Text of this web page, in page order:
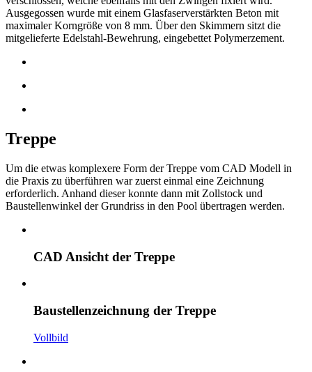
Ausgegossen wurde mit einem Glasfaserverstärkten Beton mit
maximaler Korngröße von 8 mm. Über den Skimmern sitzt die
mitgelieferte Edelstahl-Bewehrung, eingebettet Polymerzement.
Treppe
Um die etwas komplexere Form der Treppe vom CAD Modell in
die Praxis zu überführen war zuerst einmal eine Zeichnung
erforderlich. Anhand dieser konnte dann mit Zollstock und
Baustellenwinkel der Grundriss in den Pool übertragen werden.
CAD Ansicht der Treppe
Baustellenzeichnung der Treppe
Vollbild